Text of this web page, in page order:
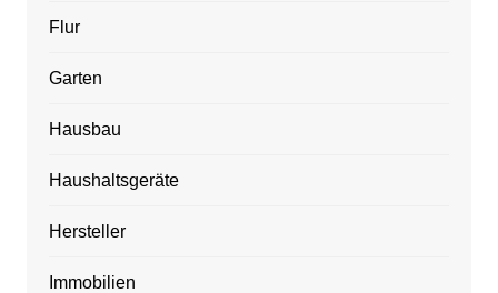
Flur
Garten
Hausbau
Haushaltsgeräte
Hersteller
Immobilien